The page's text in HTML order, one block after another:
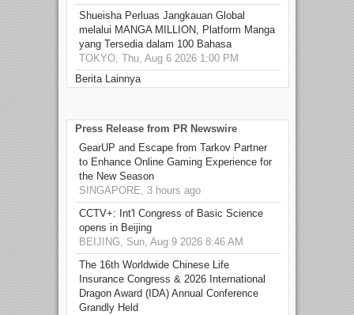
Shueisha Perluas Jangkauan Global
melalui MANGA MILLION, Platform Manga
yang Tersedia dalam 100 Bahasa
TOKYO, Thu, Aug 6 2026 1:00 PM
Berita Lainnya
Press Release from PR Newswire
GearUP and Escape from Tarkov Partner
to Enhance Online Gaming Experience for
the New Season
SINGAPORE, 3 hours ago
CCTV+: Int'l Congress of Basic Science
opens in Beijing
BEIJING, Sun, Aug 9 2026 8:46 AM
The 16th Worldwide Chinese Life
Insurance Congress & 2026 International
Dragon Award (IDA) Annual Conference
Grandly Held